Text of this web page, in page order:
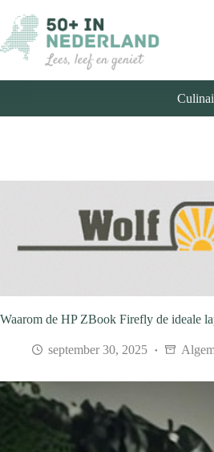
naar
de
inhoud
Waarom de HP ZBook Firefly de ideale
september 30, 2025